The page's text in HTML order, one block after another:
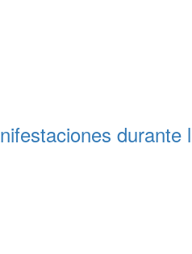
durante